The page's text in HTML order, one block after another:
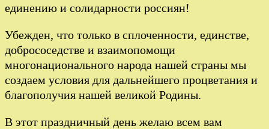
единению и солидарности россиян!
Убежден, что только в сплоченности, единстве,
добрососедстве и взаимопомощи
многонационального народа нашей страны мы
создаем условия для дальнейшего процветания и
благополучия нашей великой Родины.
В этот праздничный день желаю всем вам